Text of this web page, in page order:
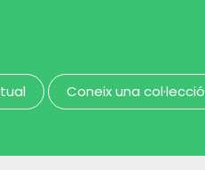
Coneix una col·lecció